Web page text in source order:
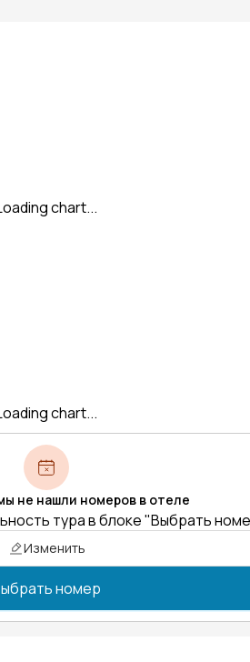
chart...
chart...
не нашли номеров в отеле
тура в блоке "Выбрать
Изменить
номер